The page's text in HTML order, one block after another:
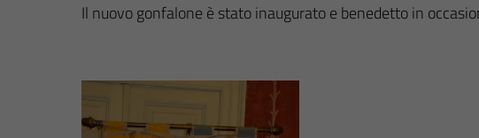
Il nuovo gonfalone è stato inaugurato e benedetto in